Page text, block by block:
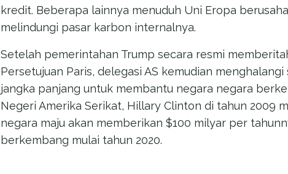
kredit. Beberapa lainnya menuduh Uni Eropa
melindungi pasar karbon internalnya.
Setelah pemerintahan Trump secara resmi
Persetujuan Paris, delegasi AS kemudian
jangka panjang untuk membantu negara negara
Negeri Amerika Serikat, Hillary Clinton di tahun 2009
negara maju akan memberikan $100 milyar per
berkembang mulai tahun 2020.